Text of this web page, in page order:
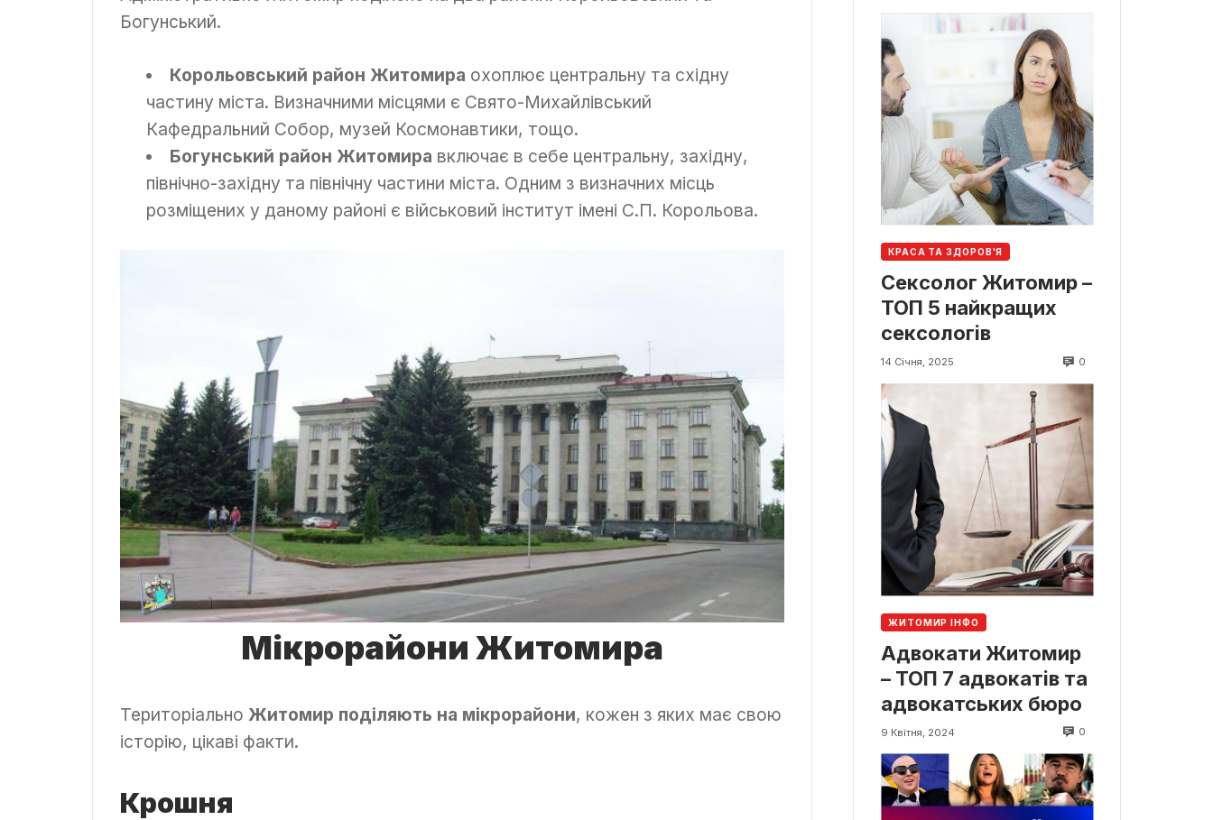
Богунський.
Корольовський район Житомира охоплює центральну та східну
частину міста. Визначними місцями є Свято-Михайлівський
Кафедральний Собор, музей Космонавтики, тощо.
Богунський район Житомира включає в себе центральну, західну,
північно-західну та північну частини міста. Одним з визначних місць
розміщених у даному районі є військовий інститут імені С.П. Корольова.
Мікрорайони Житомира
Територіально Житомир поділяють на мікрорайони, кожен з яких має свою
історію, цікаві факти.
Крошня
КРАСА ТА ЗДОРОВ'Я
Сексолог Житомир –
ТОП 5 найкращих
сексологів
14 Січня, 2025 0
ЖИТОМИР ІНФО
Адвокати Житомир
– ТОП 7 адвокатів та
адвокатських бюро
9 Квітня, 2024 0